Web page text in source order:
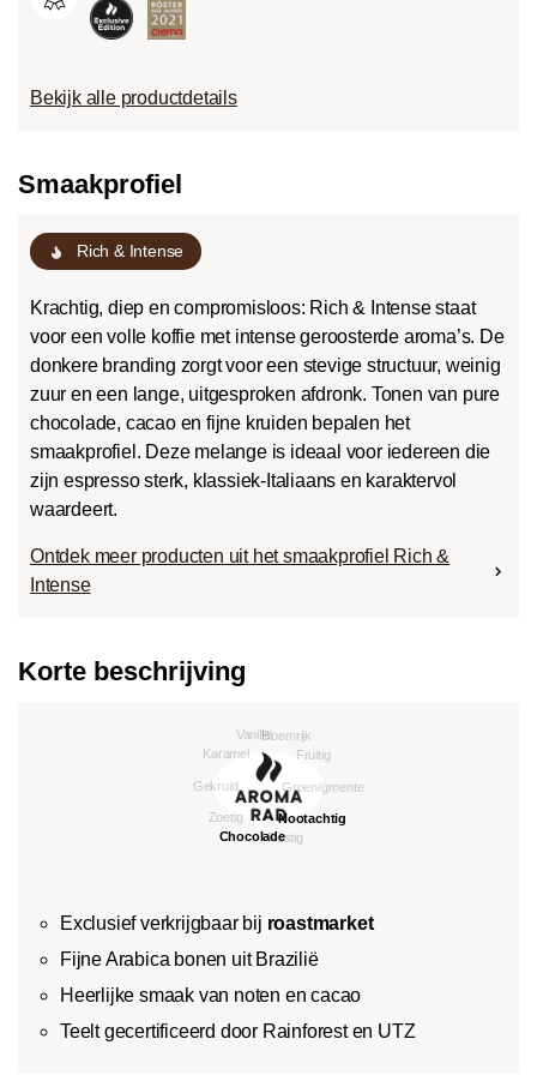
Bekijk alle productdetails
Smaakprofiel
Rich & Intense
Krachtig, diep en compromisloos: Rich & Intense staat
voor een volle koffie met intense geroosterde aroma’s. De
donkere branding zorgt voor een stevige structuur, weinig
zuur en een lange, uitgesproken afdronk. Tonen van pure
chocolade, cacao en fijne kruiden bepalen het
smaakprofiel. Deze melange is ideaal voor iedereen die
zijn espresso sterk, klassiek-Italiaans en karaktervol
waardeert.
Ontdek meer producten uit het smaakprofiel Rich &
Intense
Korte beschrijving
Exclusief verkrijgbaar bij roastmarket
Fijne Arabica bonen uit Brazilië
Heerlijke smaak van noten en cacao
Teelt gecertificeerd door Rainforest en UTZ